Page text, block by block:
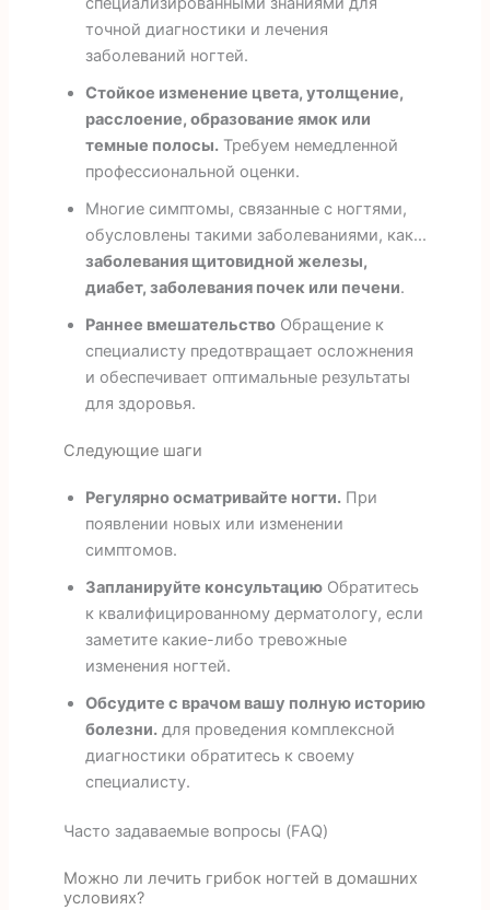
точной диагностики и лечения
заболеваний ногтей.
Стойкое изменение цвета, утолщение,
расслоение, образование ямок или
темные полосы.Требуем немедленной
профессиональной оценки.
Многие симптомы, связанные с ногтями,
обусловлены такими заболеваниями, как...
заболевания щитовидной железы,
диабет, заболевания почек или печени.
Раннее вмешательствоОбращение к
специалисту предотвращает осложнения
и обеспечивает оптимальные результаты
для здоровья.
Следующие шаги
Регулярно осматривайте ногти.При
появлении новых или изменении
симптомов.
Запланируйте консультациюОбратитесь
к квалифицированному дерматологу, если
заметите какие-либо тревожные
изменения ногтей.
Обсудите с врачом вашу полную историю
болезни.для проведения комплексной
диагностики обратитесь к своему
специалисту.
Часто задаваемые вопросы (FAQ)
Можно ли лечить грибок ногтей в домашних
условиях?